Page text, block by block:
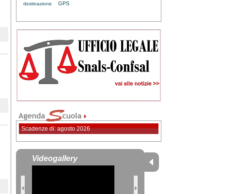
destinazione GPS
Scadenze di: agosto 2026
Videogallery